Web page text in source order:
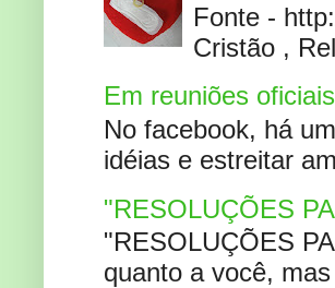
Fonte -
Cristão ,
Em reuniões
No facebook, há
idéias e estreitar
"RESOLUÇÕES
"RESOLUÇÕES
quanto a você,